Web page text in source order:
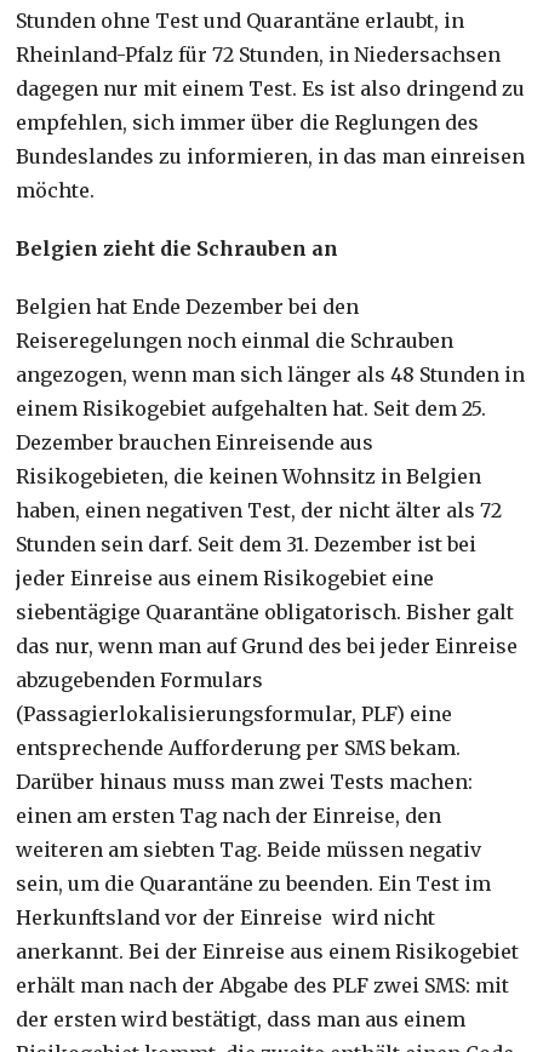
Stunden ohne Test und Quarantäne erlaubt, in
Rheinland-Pfalz für 72 Stunden, in Niedersachsen
dagegen nur mit einem Test. Es ist also dringend zu
empfehlen, sich immer über die Reglungen des
Bundeslandes zu informieren, in das man einreisen
möchte.
Belgien zieht die Schrauben an
Belgien hat Ende Dezember bei den
Reiseregelungen noch einmal die Schrauben
angezogen, wenn man sich länger als 48 Stunden in
einem Risikogebiet aufgehalten hat. Seit dem 25.
Dezember brauchen Einreisende aus
Risikogebieten, die keinen Wohnsitz in Belgien
haben, einen negativen Test, der nicht älter als 72
Stunden sein darf. Seit dem 31. Dezember ist bei
jeder Einreise aus einem Risikogebiet eine
siebentägige Quarantäne obligatorisch. Bisher galt
das nur, wenn man auf Grund des bei jeder Einreise
abzugebenden Formulars
(Passagierlokalisierungsformular, PLF) eine
entsprechende Aufforderung per SMS bekam.
Darüber hinaus muss man zwei Tests machen:
einen am ersten Tag nach der Einreise, den
weiteren am siebten Tag. Beide müssen negativ
sein, um die Quarantäne zu beenden. Ein Test im
Herkunftsland vor der Einreise wird nicht
anerkannt. Bei der Einreise aus einem Risikogebiet
erhält man nach der Abgabe des PLF zwei SMS: mit
der ersten wird bestätigt, dass man aus einem